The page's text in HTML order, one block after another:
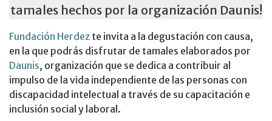
tamales hechos por la organización Daunis!
Fundación Herdez te invita a la degustación con causa,
en la que podrás disfrutar de tamales elaborados por
Daunis, organización que se dedica a contribuir al
impulso de la vida independiente de las personas con
discapacidad intelectual a través de su capacitación e
inclusión social y laboral.